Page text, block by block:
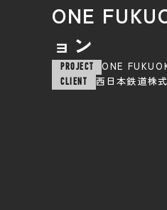
ONE
ョン
PROJECT ONE
CLIENT 西日本鉄道株